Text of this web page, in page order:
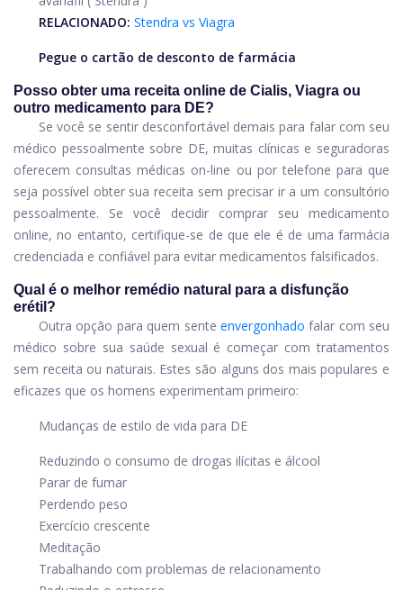
RELACIONADO: Stendra vs Viagra
Pegue o cartão de desconto de farmácia
Posso obter uma receita online de Cialis, Viagra ou
outro medicamento para DE?
Se você se sentir desconfortável demais para falar com seu
médico pessoalmente sobre DE, muitas clínicas e seguradoras
oferecem consultas médicas on-line ou por telefone para que
seja possível obter sua receita sem precisar ir a um consultório
pessoalmente. Se você decidir comprar seu medicamento
online, no entanto, certifique-se de que ele é de uma farmácia
credenciada e confiável para evitar medicamentos falsificados.
Qual é o melhor remédio natural para a disfunção
erétil?
Outra opção para quem sente envergonhado falar com seu
médico sobre sua saúde sexual é começar com tratamentos
sem receita ou naturais. Estes são alguns dos mais populares e
eficazes que os homens experimentam primeiro:
Mudanças de estilo de vida para DE
Reduzindo o consumo de drogas ilícitas e álcool
Parar de fumar
Perdendo peso
Exercício crescente
Meditação
Trabalhando com problemas de relacionamento